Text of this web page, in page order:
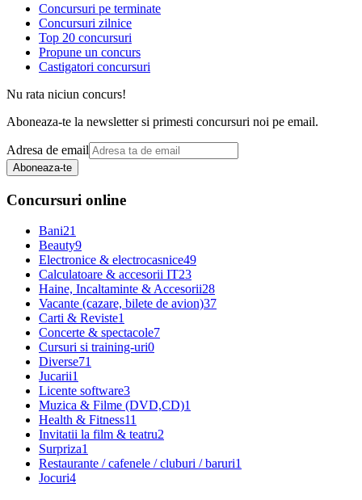
Concursuri pe terminate
Concursuri zilnice
Top 20 concursuri
Propune un concurs
Castigatori concursuri
Nu rata niciun concurs!
Aboneaza-te la newsletter si primesti concursuri noi pe email.
Adresa de email
Aboneaza-te
Concursuri online
Bani21
Beauty9
Electronice & electrocasnice49
Calculatoare & accesorii IT23
Haine, Incaltaminte & Accesorii28
Vacante (cazare, bilete de avion)37
Carti & Reviste1
Concerte & spectacole7
Cursuri si training-uri0
Diverse71
Jucarii1
Licente software3
Muzica & Filme (DVD,CD)1
Health & Fitness11
Invitatii la film & teatru2
Surpriza1
Restaurante / cafenele / cluburi / baruri1
Jocuri4